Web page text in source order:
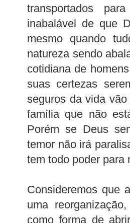
transportados
inabalável de que
mesmo quando
natureza sendo
cotidiana de
suas certezas
seguros da vida
família que não
Porém se Deus
temor não irá
tem todo poder para
Consideremos que
uma
como forma de